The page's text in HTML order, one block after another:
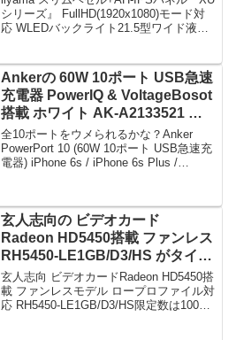
シリーズ』 FullHD(1920x1080)モード対
応 WLEDバックライト21.5型ワイド液晶
Ankerの 60W 10ポート USB急速
充電器 PowerIQ & VoltageBosot
搭載 ホワイト AK-A2133521 が
タイムセールで2,959円！
全10ポートをウメられるかな？Anker
PowerPort 10 (60W 10ポート USB急速充
電器) iPhone 6s / iPhone 6s Plus /
玄人志向の ビデオカード
Radeon HD5450搭載 ファンレス
RH5450-LE1GB/D3/HS がタイム
セールで2,828円！
玄人志向 ビデオカードRadeon HD5450搭
載 ファンレスモデル ロープロファイル対
応 RH5450-LE1GB/D3/HS限定数は100